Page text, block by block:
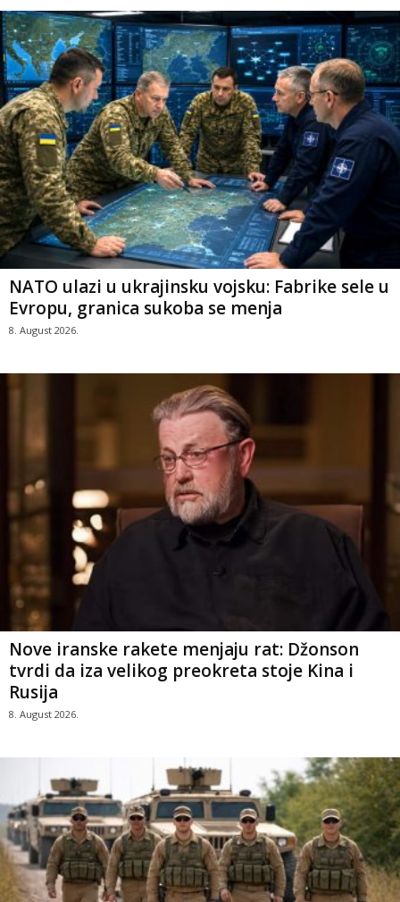
NATO ulazi u ukrajinsku vojsku: Fabrike sele u
Evropu, granica sukoba se menja
8. August 2026.
Nove iranske rakete menjaju rat: Džonson
tvrdi da iza velikog preokreta stoje Kina i
Rusija
8. August 2026.